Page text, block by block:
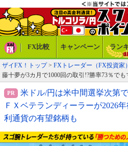
FX比較 キャンペーン ラン
ザイFX！トップ> FXトレーダー（FX投資家
藤十夢が3カ月で1000回の取引!?勝率73％で
米ドル/円は米中間選挙次第
ＦＸベテランディーラーが2026
利通貨の有望銘柄も